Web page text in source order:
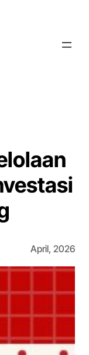
April, 2026